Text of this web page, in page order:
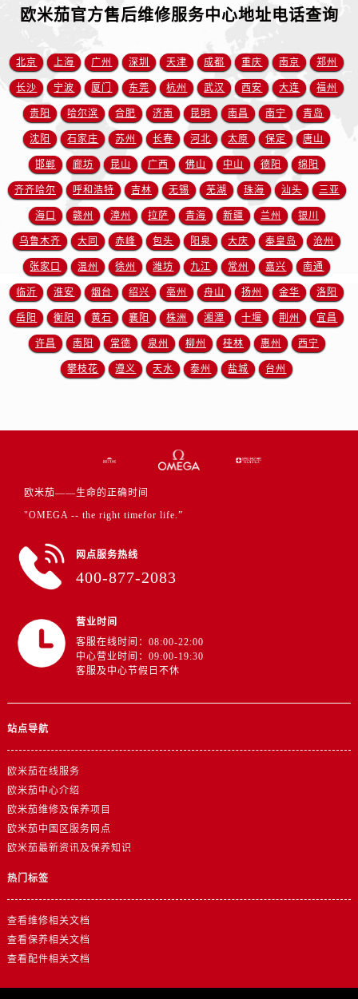
江西省抚州市临川区赣东大道欧米茄售后服务中心（需提前预约）
江西省吉安市吉州区井冈山大道欧米茄售后服务中心（需提前预约）
江西省景德镇市珠山区珠山中路欧米茄售后服务中心（需提前预约）
江西省九江市浔阳区浔阳路欧米茄售后服务中心（需提前预约）
江西省南昌市红谷滩新区红谷中大道998号绿地双子塔（中央广场）A1座办公楼14层1407室欧米茄售后服务中心（需提前预约）
江西省萍乡市安源区萍安北大道与康庄路交叉口欧米茄售后服务中心（需提前预约）
江西省上饶市信州区滨江西路欧米茄售后服务中心（需提前预约）
江西省新余市渝水区北湖西路欧米茄售后服务中心（需提前预约）
江西省宜春市袁州区中山中路欧米茄售后服务中心（需提前预约）
江西省鹰潭市月湖区胜利东路欧米茄售后服务中心（需提前预约）
山东省德州市德城区东风中路欧米茄售后服务中心（需提前预约）
山东省东营市东营区济南路欧米茄售后服务中心（需提前预约）
山东省济南市历下区经十路11111号华润中心写字楼（万象城）15层1508室欧米茄售后服务中心（需提前预约）
山东省济宁市任城区太白楼路欧米茄售后服务中心（需提前预约）
山东省莱芜市文化南路8号银座商城名表维修一楼名表维修欧米茄售后服务中心（需提前预约）
欧米茄官方售后维修服务中心地址电话查询
北京 上海 广州 深圳 天津 成都 重庆 南京 郑州
长沙 宁波 厦门 东莞 杭州 武汉 西安 大连 福州
贵阳 哈尔滨 合肥 济南 昆明 南昌 南宁 青岛
沈阳 石家庄 苏州 长春 河北 太原 保定 唐山
邯郸 廊坊 昆山 广西 佛山 中山 德阳 绵阳
齐齐哈尔 呼和浩特 吉林 无锡 芜湖 珠海 汕头 三亚
海口 赣州 漳州 拉萨 青海 新疆 兰州 银川
乌鲁木齐 大同 赤峰 包头 阳泉 大庆 秦皇岛 沧州
张家口 温州 徐州 潍坊 九江 常州 嘉兴 南通
临沂 淮安 烟台 绍兴 亳州 舟山 扬州 金华 洛阳
岳阳 衡阳 黄石 襄阳 株洲 湘潭 十堰 荆州 宜昌
许昌 南阳 常德 泉州 柳州 桂林 惠州 西宁
攀枝花 遵义 天水 泰州 盐城 台州
欧米茄——生命的正确时间
"OMEGA -- the right timefor life.”
网点服务热线
400-877-2083
营业时间
客服在线时间：08:00-22:00
中心营业时间：09:00-19:30
客服及中心节假日不休
站点导航
欧米茄在线服务
欧米茄中心介绍
欧米茄维修及保养项目
欧米茄中国区服务网点
欧米茄最新资讯及保养知识
热门标签
查看维修相关文档
查看保养相关文档
查看配件相关文档